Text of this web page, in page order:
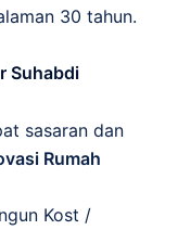
30 tahun.
Suhabdi
sasaran dan
Rumah
Kost /